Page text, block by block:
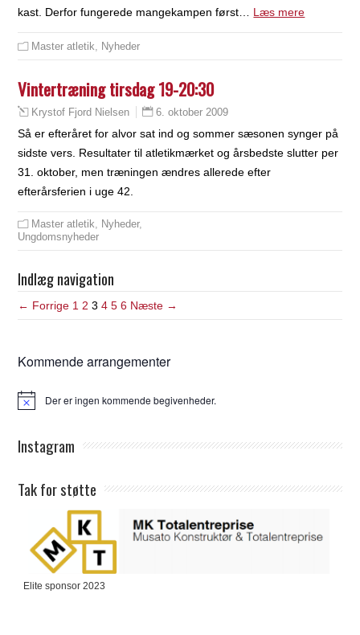
kast. Derfor fungerede mangekampen først… Læs mere
Master atletik Nyheder
Vintertræning tirsdag 19-20:30
Krystof Fjord Nielsen 6. oktober 2009
Så er efteråret for alvor sat ind og sommer sæsonen synger på
sidste vers. Resultater til atletikmærket og årsbedste slutter per
31. oktober, men træningen ændres allerede efter
efterårsferien i uge 42.
Master atletik Nyheder,
Ungdomsnyheder
Indlæg navigation
← Forrige 1 2 3 4 5 6 Næste →
Kommende arrangementer
Notice Der er ingen kommende begivenheder.
Instagram
Tak for støtte
Elite sponsor 2023